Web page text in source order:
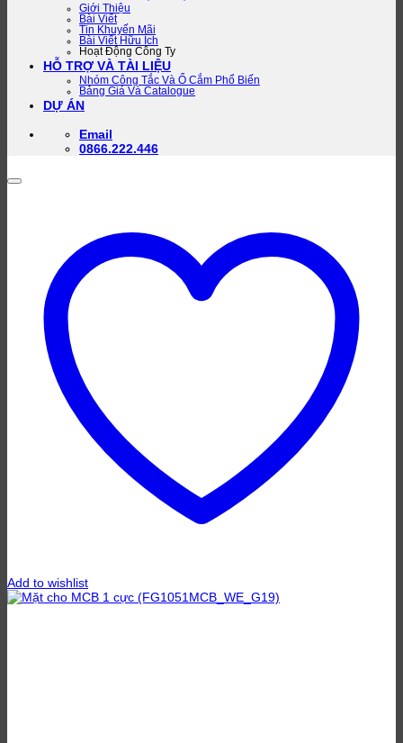
Giới Thiệu
Bài Viết
Tin Khuyến Mãi
Bài Viết Hữu Ích
Hoạt Động Công Ty
HỖ TRỢ VÀ TÀI LIỆU
Nhóm Công Tắc Và Ổ Cắm Phổ Biến
Bảng Giá Và Catalogue
DỰ ÁN
Email
0866.222.446
Add to wishlist